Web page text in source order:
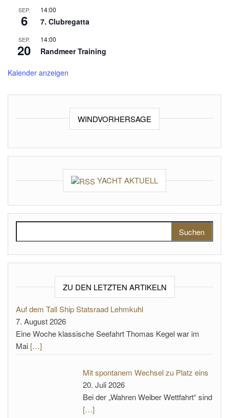
SEP.
6
14:00
7. Clubregatta
SEP.
20
14:00
Randmeer Training
Kalender anzeigen
WINDVORHERSAGE
YACHT AKTUELL
ZU DEN LETZTEN ARTIKELN
Auf dem Tall Ship Statsraad Lehmkuhl
7. August 2026
Eine Woche klassische Seefahrt Thomas Kegel war im
Mai […]
Mit spontanem Wechsel zu Platz eins
20. Juli 2026
Bei der „Wahren Weiber Wettfahrt“ sind
[…]